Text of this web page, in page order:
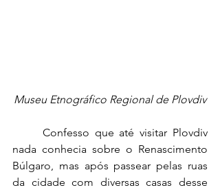
Museu Etnográfico Regional de Plovdiv
Confesso que até visitar Plovdiv
nada conhecia sobre o Renascimento
Búlgaro, mas após passear pelas ruas
da cidade com diversas casas desse